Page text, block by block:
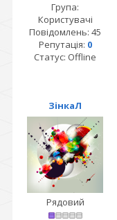
Група:
Користувачі
Повідомлень: 45
Репутація: 0
Статус: Offline
ЗінкаЛ
Рядовий